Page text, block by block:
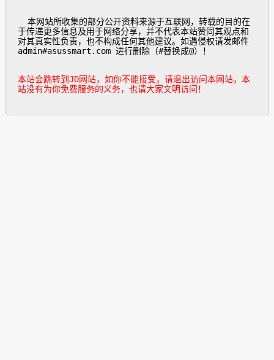
于传递更多信息及用于网络分享，并不代表本站赞同其观点和
对其真实性负责，也不构成任何其他建议。如遇侵权请发邮件
admin#asussmart.com 进行删除（#替换成@）！
本站会跳转到JD网站，如你不能接受，请退出访问本网站，本
站没有为你免费服务的义务，也请大家文明访问！